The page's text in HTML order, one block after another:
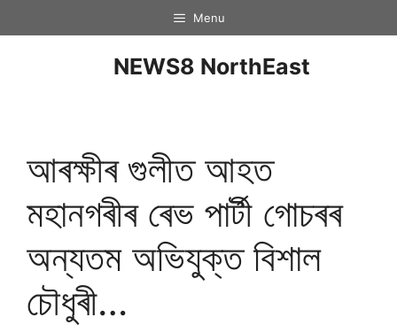
Menu
NEWS8 NorthEast
আৰক্ষীৰ গুলীত আহত
মহানগৰীৰ ৰেভ পাৰ্টী গোচৰৰ
অন্যতম অভিযুক্ত বিশাল
চৌধুৰী…